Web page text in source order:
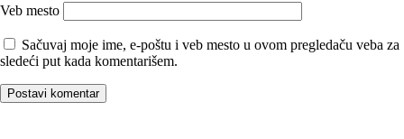
Veb mesto
Sačuvaj moje ime, e-poštu i veb mesto u ovom pregledaču veba za
sledeći put kada komentarišem.